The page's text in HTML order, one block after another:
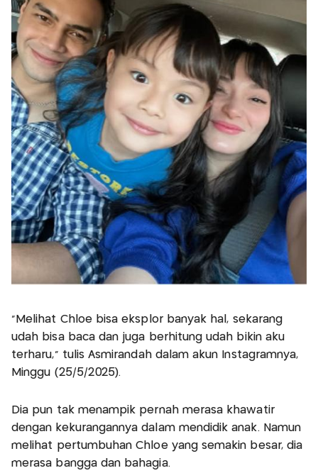
"Melihat Chloe bisa eksplor banyak hal, sekarang
udah bisa baca dan juga berhitung udah bikin aku
terharu," tulis Asmirandah dalam akun Instagramnya,
Minggu (25/5/2025).
Dia pun tak menampik pernah merasa khawatir
dengan kekurangannya dalam mendidik anak. Namun
melihat pertumbuhan Chloe yang semakin besar, dia
merasa bangga dan bahagia.